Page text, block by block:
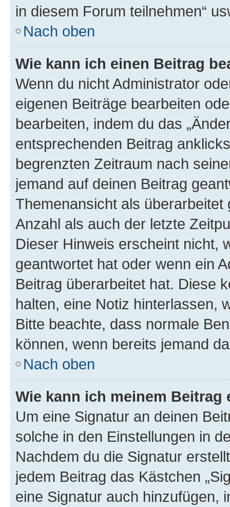
in diesem Forum teilnehmen“
Nach oben
Wie kann ich einen Beitrag
Wenn du nicht Administrator
eigenen Beiträge bearbeiten
bearbeiten, indem du das
entsprechenden Beitrag
begrenzten Zeitraum nach
jemand auf deinen Beitrag
Themenansicht als
Anzahl als auch der letzte
Dieser Hinweis erscheint nicht,
geantwortet hat oder wenn ein
Beitrag überarbeitet hat. Diese
halten, eine Notiz hinterlassen,
Bitte beachte, dass normale
können, wenn bereits jemand
Nach oben
Wie kann ich meinem
Um eine Signatur an deinen
solche in den Einstellungen in
Nachdem du die Signatur
jedem Beitrag das Kästchen
eine Signatur auch hinzufügen,